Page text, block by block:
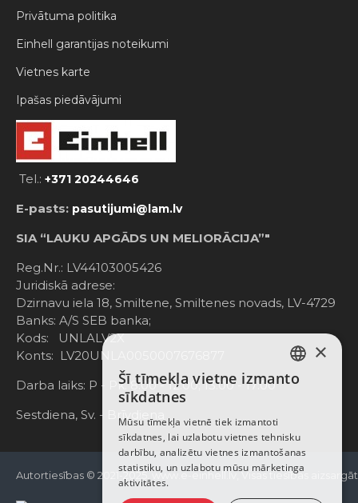
Privātuma politika
Einhell garantijas noteikumi
Vietnes karte
Ipašas piedāvājumi
Tel.: +371 20244646
E-pasts: pasutijumi@lam.lv
SIA “LAUKU APGĀDS UN MELIORĀCIJA”"
Reg.Nr.: LV44103005426
Juridiskā adrese:
Dzirnavu iela 18, Smiltene, Smiltenes novads, LV-4729
Banks: A/S SEB banka;
Kods: UNLALV2X
Konts: LV20UNLA0050007676877
Darba laiks: P - Pk. 8:00 - 12:00; 13:00 - 17:00
Sestdiena, Sv. - Brīvdiena
Autortiesības © 2021-2025, www.e-einhell.lv, Visas tiesības
LATVIAN
ENGLISH
×
Šī tīmekļa vietne izmanto
sīkdatnes
Mūsu tīmekļa vietnē tiek izmantoti
sīkdatnes, lai uzlabotu vietnes tehnisku
darbību, analizētu vietnes izmantošanas
statistiku, un uzlabotu mūsu mārketinga
aktivitātes.